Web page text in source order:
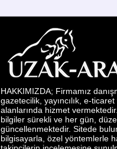
HAKKIMIZDA; Firmamız
gazetecilik, yayıncılık, e-
alanlarında hizmet
bilgiler sürekli ve her gün,
güncellenmektedir. Sitede
bilgisayarla, özel yöntemlerle